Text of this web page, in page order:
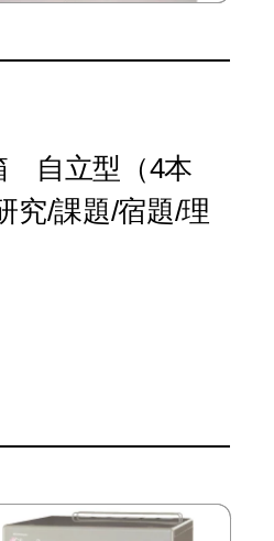
自立型（4本
究/課題/宿題/理